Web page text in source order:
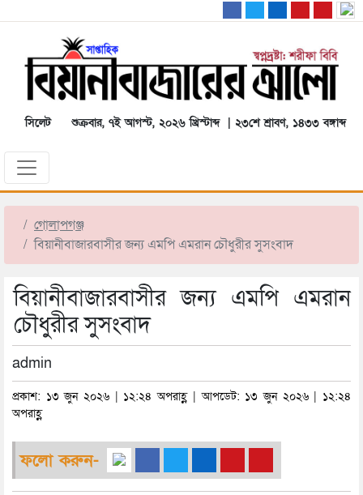
সিলেট শুক্রবার, ৭ই আগস্ট, ২০২৬ খ্রিস্টাব্দ | ২৩শে শ্রাবণ, ১৪৩৩ বঙ্গাব্দ
গোলাপগঞ্জ
বিয়ানীবাজারবাসীর জন্য এমপি এমরান চৌধুরীর সুসংবাদ
বিয়ানীবাজারবাসীর জন্য এমপি এমরান
চৌধুরীর সুসংবাদ
admin
প্রকাশ: ১৩ জুন ২০২৬ | ১২:২৪ অপরাহ্ণ | আপডেট: ১৩ জুন ২০২৬ | ১২:২৪
অপরাহ্ণ
ফলো করুন-